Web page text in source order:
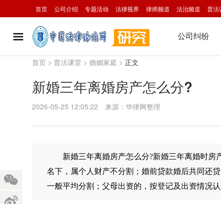
首页 公司介绍 专题活动 法律视界 律师频道 法治频道 普法
公司纠纷
首页 > 普法课堂 > 婚姻家庭 > 正文
新婚三年离婚房产怎么分?
2026-05-25 12:05:22 来源：华律网整理
新婚三年离婚房产怎么分?新婚三年离婚时房
名下，属个人财产不分割；婚前贷款婚后共同还
一般平均分割；父母出资的，按登记及出资情况